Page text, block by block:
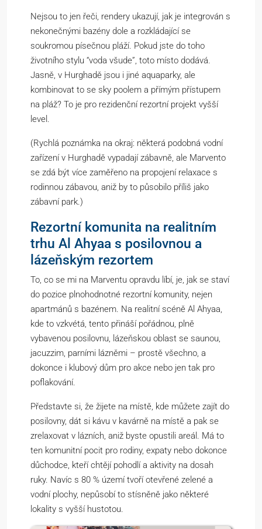
Nejsou to jen řeči, rendery ukazují, jak je integrován s
nekonečnými bazény dole a rozkládající se
soukromou písečnou pláží. Pokud jste do toho
životního stylu “voda všude”, toto místo dodává.
Jasně, v Hurghadě jsou i jiné aquaparky, ale
kombinovat to se sky poolem a přímým přístupem
na pláž? To je pro rezidenční rezortní projekt vyšší
level.
(Rychlá poznámka na okraj: některá podobná vodní
zařízení v Hurghadě vypadají zábavně, ale Marvento
se zdá být více zaměřeno na propojení relaxace s
rodinnou zábavou, aniž by to působilo příliš jako
zábavní park.)
Rezortní komunita na realitním
trhu Al Ahyaa s posilovnou a
lázeňským rezortem
To, co se mi na Marventu opravdu líbí, je, jak se staví
do pozice plnohodnotné rezortní komunity, nejen
apartmánů s bazénem. Na realitní scéně Al Ahyaa,
kde to vzkvétá, tento přináší pořádnou, plně
vybavenou posilovnu, lázeňskou oblast se saunou,
jacuzzim, parními lázněmi – prostě všechno, a
dokonce i klubový dům pro akce nebo jen tak pro
poflakování.
Představte si, že žijete na místě, kde můžete zajít do
posilovny, dát si kávu v kavárně na místě a pak se
zrelaxovat v lázních, aniž byste opustili areál. Má to
ten komunitní pocit pro rodiny, expaty nebo dokonce
důchodce, kteří chtějí pohodlí a aktivity na dosah
ruky. Navíc s 80 % území tvoří otevřené zelené a
vodní plochy, nepůsobí to stísněně jako některé
lokality s vyšší hustotou.